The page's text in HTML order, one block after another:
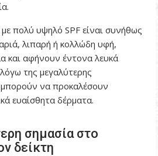
πολύ υψηλό SPF είναι συνήθως
λιπαρή ή κολλώδη υφή,
και αφήνουν έντονα λευκά
της μεγαλύτερης
να προκαλέσουν
ευαίσθητα δέρματα.
σημασία στο
δείκτη